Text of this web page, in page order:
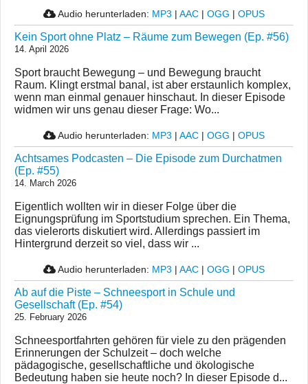
Audio herunterladen: MP3 | AAC | OGG | OPUS
Kein Sport ohne Platz – Räume zum Bewegen (Ep. #56)
14. April 2026
Sport braucht Bewegung – und Bewegung braucht
Raum. Klingt erstmal banal, ist aber erstaunlich komplex,
wenn man einmal genauer hinschaut. In dieser Episode
widmen wir uns genau dieser Frage: Wo...
Audio herunterladen: MP3 | AAC | OGG | OPUS
Achtsames Podcasten – Die Episode zum Durchatmen
(Ep. #55)
14. March 2026
Eigentlich wollten wir in dieser Folge über die
Eignungsprüfung im Sportstudium sprechen. Ein Thema,
das vielerorts diskutiert wird. Allerdings passiert im
Hintergrund derzeit so viel, dass wir ...
Audio herunterladen: MP3 | AAC | OGG | OPUS
Ab auf die Piste – Schneesport in Schule und
Gesellschaft (Ep. #54)
25. February 2026
Schneesportfahrten gehören für viele zu den prägenden
Erinnerungen der Schulzeit – doch welche
pädagogische, gesellschaftliche und ökologische
Bedeutung haben sie heute noch? In dieser Episode d...